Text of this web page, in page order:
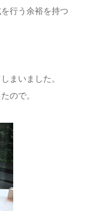
行う余裕を持つ
まいました。
ので。